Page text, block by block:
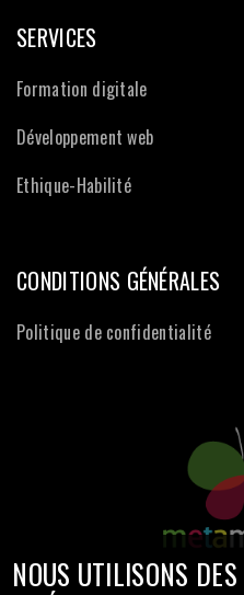
SERVICES
Formation digitale
Développement web
Ethique-Habilité
CONDITIONS GÉNÉRALES
Politique de confidentialité
NOUS UTILISONS